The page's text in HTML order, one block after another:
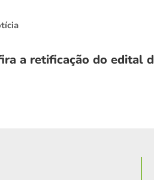
a retificação do edital